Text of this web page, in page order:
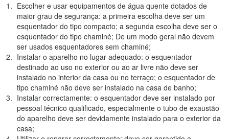
Escolher e usar equipamentos de água quente dotados de
maior grau de segurança: a primeira escolha deve ser um
esquentador do tipo compacto; a segunda escolha deve ser o
esquentador do tipo chaminé; De um modo geral não devem
ser usados esquentadores sem chaminé;
Instalar o aparelho no lugar adequado: o esquentador
destinado ao uso no exterior ou ao ar livre não deve ser
instalado no interior da casa ou no terraço; o esquentador de
tipo chaminé não deve ser instalado na casa de banho;
Instalar correctamente: o esquentador deve ser instalado por
pessoal técnico qualificado, especialmente o tubo de exaustão
do aparelho deve ser devidamente instalado para o exterior da
casa;